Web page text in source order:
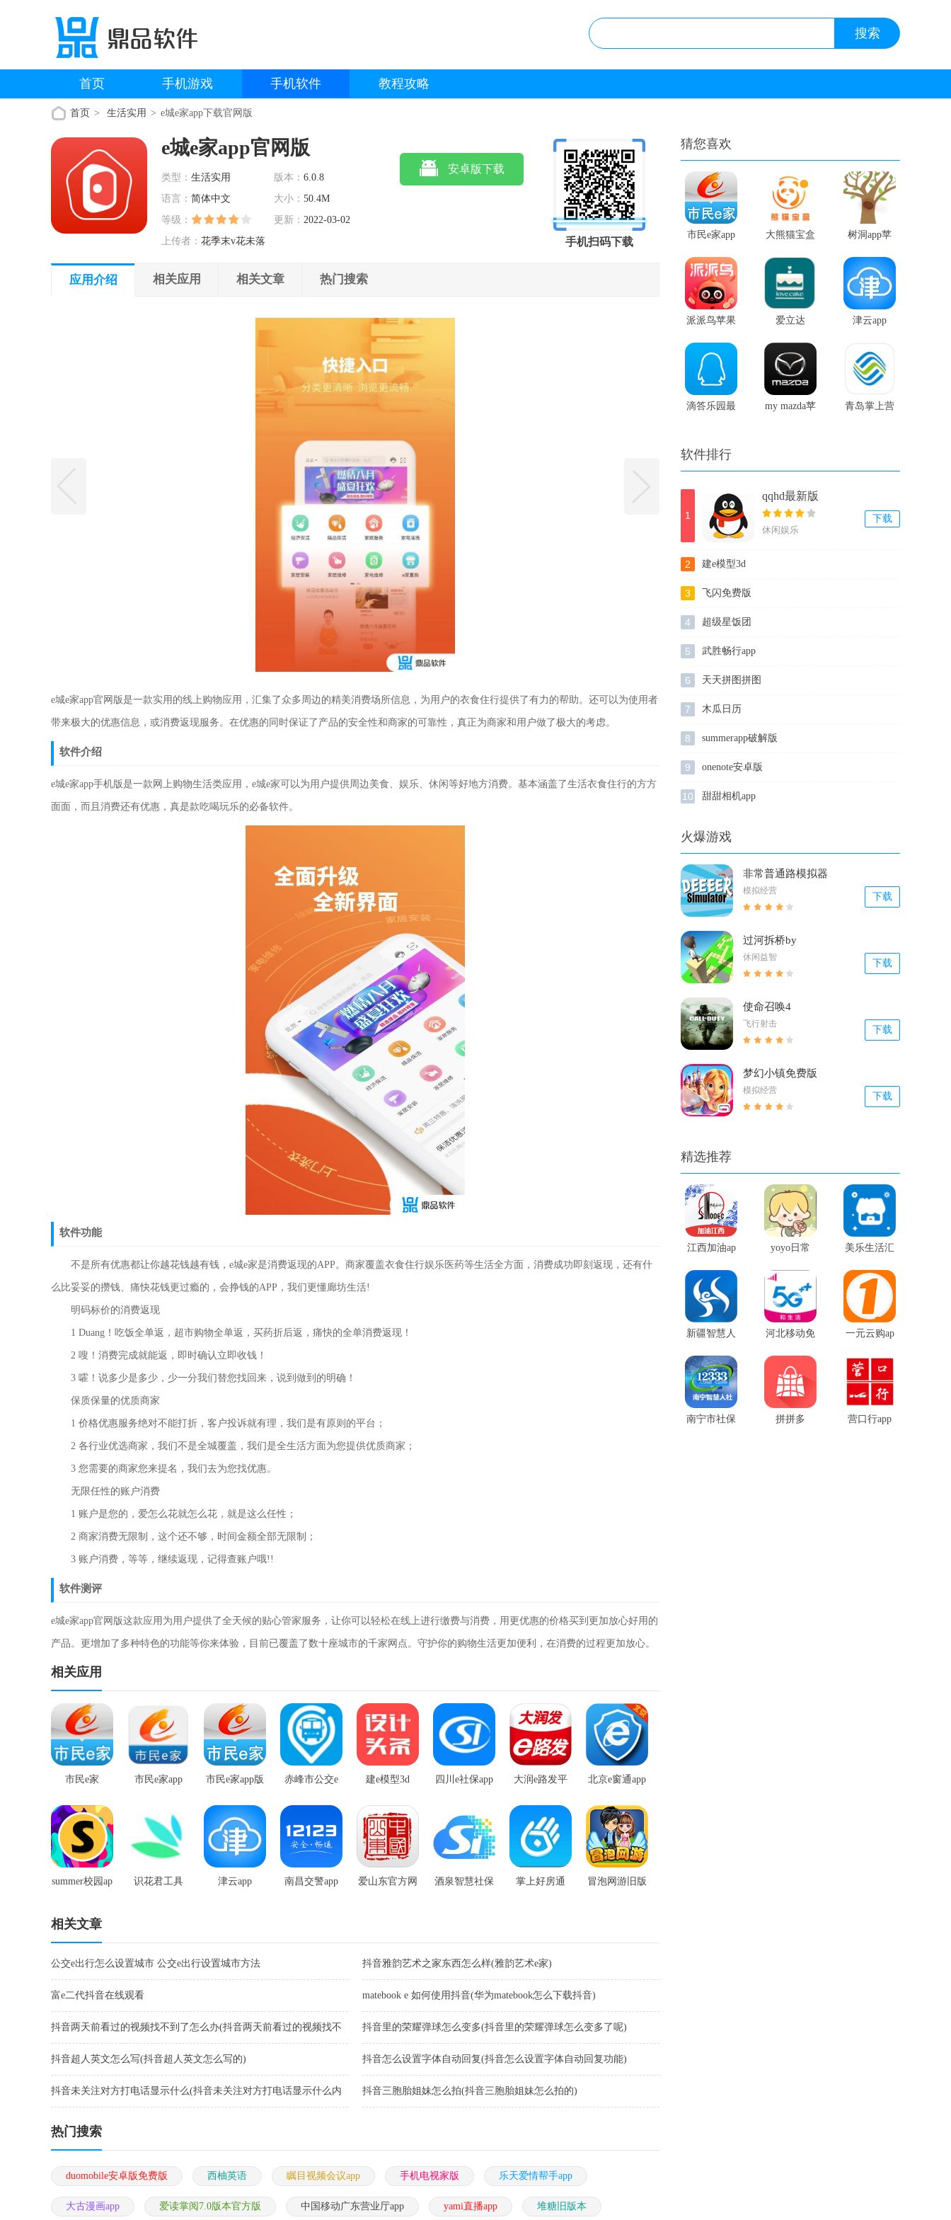
首页 手机游戏 手机软件 教程攻略
首页 生活实用 e城e家app下载官网版
e城e家app官网版
类型： 生活实用 版本：6.0.8
语言： 简体中文 大小：50.4M
等级：
更新：2022-03-02
上传者： 花季末v花未落
安卓版下载
手机扫码下载
应用介绍 相关应用 相关文章 热门搜索
e城e家app官网版是一款实用的线上购物应用，汇集了众多周边的精美消费场所信息，为用户的衣食住行提供了有力的帮助。还可以为使用者
带来极大的优惠信息，或消费返现服务。在优惠的同时保证了产品的安全性和商家的可靠性，真正为商家和用户做了极大的考虑。
软件介绍
e城e家app手机版是一款网上购物生活类应用，e城e家可以为用户提供周边美食、娱乐、休闲等好地方消费。基本涵盖了生活衣食住行的方方
面面，而且消费还有优惠，真是款吃喝玩乐的必备软件。
软件功能
不是所有优惠都让你越花钱越有钱，e城e家是消费返现的APP。商家覆盖衣食住行娱乐医药等生活全方面，消费成功即刻返现，还有什
么比妥妥的攒钱、痛快花钱更过瘾的，会挣钱的APP，我们更懂廊坊生活!
明码标价的消费返现
1 Duang！吃饭全单返，超市购物全单返，买药折后返，痛快的全单消费返现！
2 嗖！消费完成就能返，即时确认立即收钱！
3 嚯！说多少是多少，少一分我们替您找回来，说到做到的明确！
保质保量的优质商家
1 价格优惠服务绝对不能打折，客户投诉就有理，我们是有原则的平台；
2 各行业优选商家，我们不是全城覆盖，我们是全生活方面为您提供优质商家；
3 您需要的商家您来提名，我们去为您找优惠。
无限任性的账户消费
1 账户是您的，爱怎么花就怎么花，就是这么任性；
2 商家消费无限制，这个还不够，时间金额全部无限制；
3 账户消费，等等，继续返现，记得查账户哦!!
软件测评
e城e家app官网版这款应用为用户提供了全天候的贴心管家服务，让你可以轻松在线上进行缴费与消费，用更优惠的价格买到更加放心好用的
产品。更增加了多种特色的功能等你来体验，目前已覆盖了数十座城市的千家网点。守护你的购物生活更加便利，在消费的过程更加放心。
相关应用
市民e家 市民e家app 市民e家app版 赤峰市公交e 建e模型3d 四川e社保app 大润e路发平 北京e窗通app
summer校园ap 识花君工具 津云app 南昌交警app 爱山东官方网 酒泉智慧社保 掌上好房通 冒泡网游旧版
相关文章
公交e出行怎么设置城市 公交e出行设置城市方法 抖音雅韵艺术之家东西怎么样(雅韵艺术e家)
富e二代抖音在线观看 matebook e 如何使用抖音(华为matebook怎么下载抖音)
抖音两天前看过的视频找不到了怎么办(抖音两天前看过的视频找不
到了怎么办呢)
抖音里的荣耀弹球怎么变多(抖音里的荣耀弹球怎么变多了呢)
抖音超人英文怎么写(抖音超人英文怎么写的) 抖音怎么设置字体自动回复(抖音怎么设置字体自动回复功能)
抖音未关注对方打电话显示什么(抖音未关注对方打电话显示什么内
容)
抖音三胞胎姐妹怎么拍(抖音三胞胎姐妹怎么拍的)
热门搜索
duomobile安卓版免费版 西柚英语 瞩目视频会议app 手机电视家版 乐天爱情帮手app
大古漫画app 爱读掌阅7.0版本官方版 中国移动广东营业厅app yami直播app 堆糖旧版本
猜您喜欢
市民e家app
版
大熊猫宝盒
app软件
树洞app苹
果版
派派鸟苹果
手机版
爱立达 津云app
滴答乐园最 my mazda苹 青岛掌上营
软件排行
1
qqhd最新版
休闲娱乐
下载
2 建e模型3d
3 飞闪免费版
4 超级星饭团
5 武胜畅行app
6 天天拼图拼图
7 木瓜日历
8 summerapp破解版
9 onenote安卓版
10 甜甜相机app
火爆游戏
非常普通路模拟器
模拟经营
下载
过河拆桥by
休闲益智
下载
使命召唤4
飞行射击
下载
梦幻小镇免费版
模拟经营
下载
精选推荐
江西加油ap
p
yoyo日常 美乐生活汇
安卓版
新疆智慧人
社ios版
河北移动免
费版
一元云购ap
p最新版
南宁市社保 拼拼多 营口行app